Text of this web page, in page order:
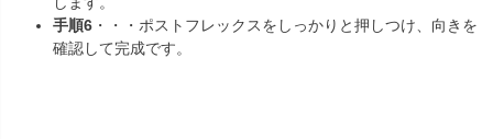
手順6 ・・・ポストフレックスをしっかりと押しつけ、向きを
確認して完成です。